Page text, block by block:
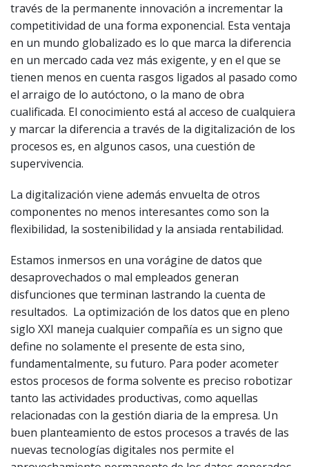
través de la permanente innovación a incrementar la
competitividad de una forma exponencial. Esta ventaja
en un mundo globalizado es lo que marca la diferencia
en un mercado cada vez más exigente, y en el que se
tienen menos en cuenta rasgos ligados al pasado como
el arraigo de lo autóctono, o la mano de obra
cualificada. El conocimiento está al acceso de cualquiera
y marcar la diferencia a través de la digitalización de los
procesos es, en algunos casos, una cuestión de
supervivencia.
La digitalización viene además envuelta de otros
componentes no menos interesantes como son la
flexibilidad, la sostenibilidad y la ansiada rentabilidad.
Estamos inmersos en una vorágine de datos que
desaprovechados o mal empleados generan
disfunciones que terminan lastrando la cuenta de
resultados. La optimización de los datos que en pleno
siglo XXI maneja cualquier compañía es un signo que
define no solamente el presente de esta sino,
fundamentalmente, su futuro. Para poder acometer
estos procesos de forma solvente es preciso robotizar
tanto las actividades productivas, como aquellas
relacionadas con la gestión diaria de la empresa. Un
buen planteamiento de estos procesos a través de las
nuevas tecnologías digitales nos permite el